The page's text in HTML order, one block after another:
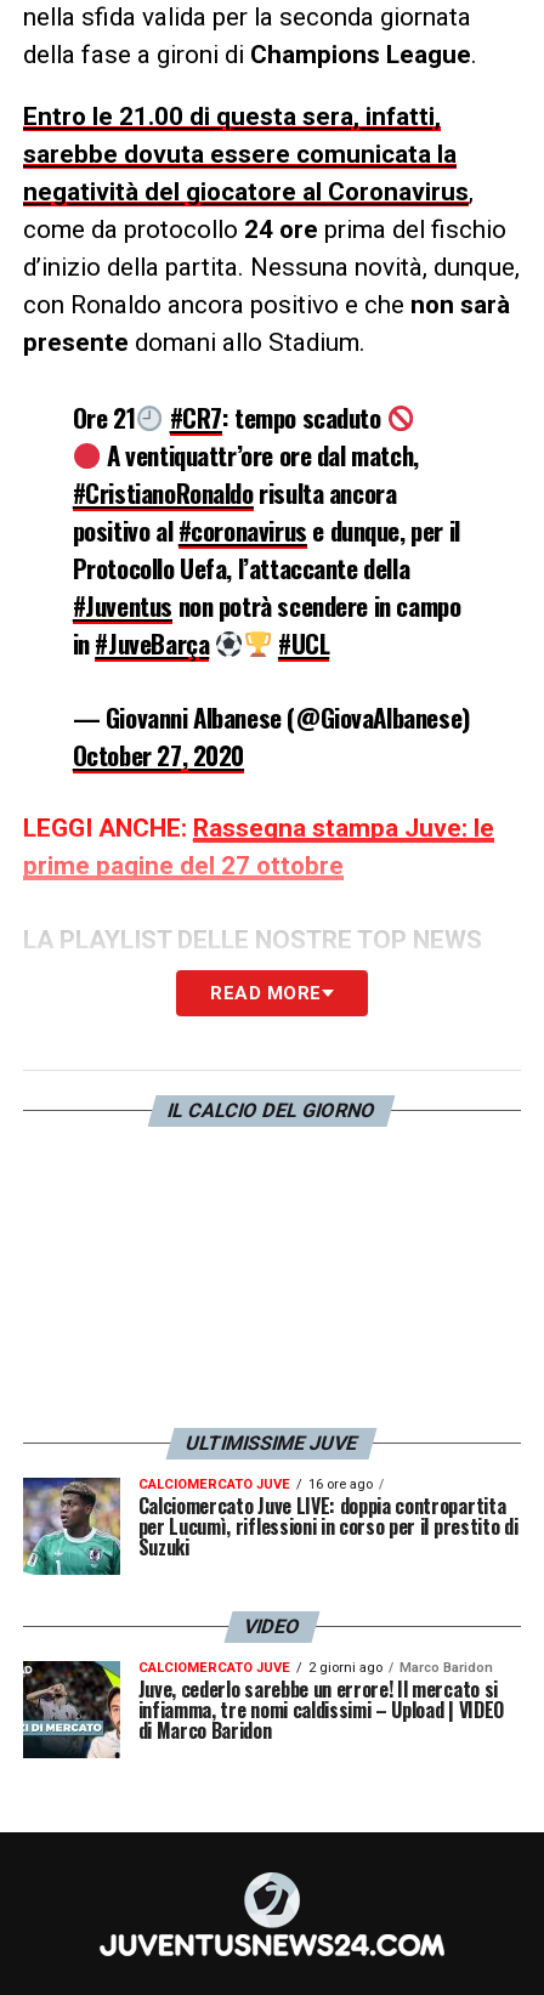
nella sfida valida per la seconda giornata
della fase a gironi di Champions League.
Entro le 21.00 di questa sera, infatti,
sarebbe dovuta essere comunicata la
negatività del giocatore al Coronavirus,
come da protocollo 24 ore prima del fischio
d’inizio della partita. Nessuna novità, dunque,
con Ronaldo ancora positivo e che non sarà
presente domani allo Stadium.
Ore 21 #CR7: tempo scaduto
A ventiquattr’ore ore dal match,
#CristianoRonaldorisulta ancora
positivo al#coronaviruse dunque, per il
Protocollo Uefa, l’attaccante della
#Juventus non potrà scendere in campo
in#JuveBarça
#UCL
— Giovanni Albanese (@GiovaAlbanese)
October 27, 2020
LEGGI ANCHE: Rassegna stampa Juve: le
prime pagine del 27 ottobre
LA PLAYLIST DELLE NOSTRE TOP NEWS
READ MORE
IL CALCIO DEL GIORNO
ULTIMISSIME JUVE
CALCIOMERCATO JUVE 16 ore ago
Calciomercato Juve LIVE: doppia contropartita
per Lucumì, riflessioni in corso per il prestito di
Suzuki
VIDEO
CALCIOMERCATO JUVE 2 giorni ago Marco Baridon
Juve, cederlo sarebbe un errore! Il mercato si
infiamma, tre nomi caldissimi – Upload | VIDEO
di Marco Baridon